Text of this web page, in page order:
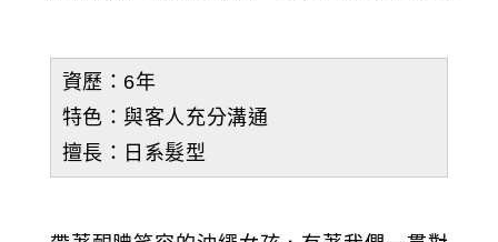
資歷：6年
特色：與客人充分溝通
擅長：日系髮型